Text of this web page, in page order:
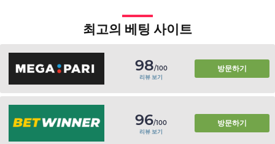
최고의 베팅 사이트
98/100
리뷰 보기
방문하기
96/100
리뷰 보기
방문하기